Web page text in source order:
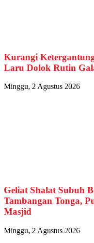
Kurangi
Laru Dolok Rutin
Minggu, 2 Agustus 2026
Geliat Shalat Subuh
Tambangan Tonga,
Masjid
Minggu, 2 Agustus 2026